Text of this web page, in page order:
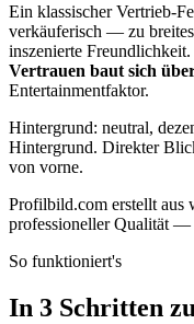
Ein klassischer Vertrieb-
verkäuferisch — zu
inszenierte
Vertrauen baut sich
Entertainmentfaktor.
Hintergrund: neutral,
Hintergrund. Direkter
von vorne.
Profilbild.com erstellt
professioneller Qualität —
So funktioniert's
In 3 Schritten